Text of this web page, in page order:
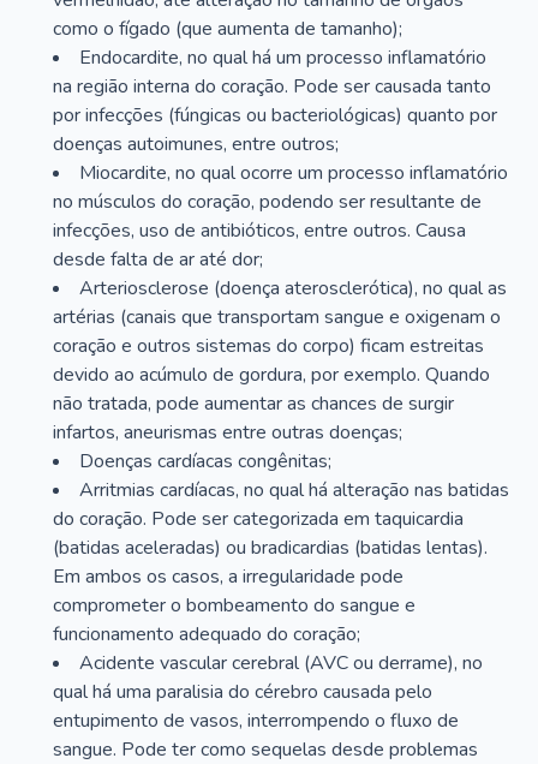
como o fígado (que aumenta de tamanho);
Endocardite, no qual há um processo inflamatório
na região interna do coração. Pode ser causada tanto
por infecções (fúngicas ou bacteriológicas) quanto por
doenças autoimunes, entre outros;
Miocardite, no qual ocorre um processo inflamatório
no músculos do coração, podendo ser resultante de
infecções, uso de antibióticos, entre outros. Causa
desde falta de ar até dor;
Arteriosclerose (doença aterosclerótica), no qual as
artérias (canais que transportam sangue e oxigenam o
coração e outros sistemas do corpo) ficam estreitas
devido ao acúmulo de gordura, por exemplo. Quando
não tratada, pode aumentar as chances de surgir
infartos, aneurismas entre outras doenças;
Doenças cardíacas congênitas;
Arritmias cardíacas, no qual há alteração nas batidas
do coração. Pode ser categorizada em taquicardia
(batidas aceleradas) ou bradicardias (batidas lentas).
Em ambos os casos, a irregularidade pode
comprometer o bombeamento do sangue e
funcionamento adequado do coração;
Acidente vascular cerebral (AVC ou derrame), no
qual há uma paralisia do cérebro causada pelo
entupimento de vasos, interrompendo o fluxo de
sangue. Pode ter como sequelas desde problemas